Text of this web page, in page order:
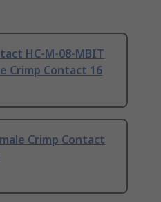
HC-M-08-MBIT
Crimp Contact 16
Crimp Contact